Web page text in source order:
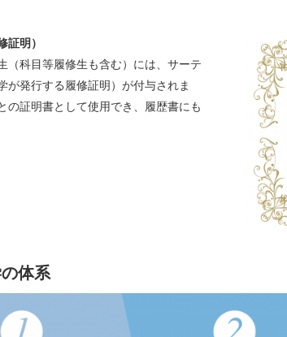
証明）
（科目等履修生も含む）には、サーテ
が発行する履修証明）が付与されま
の証明書として使用でき、履歴書にも
体系